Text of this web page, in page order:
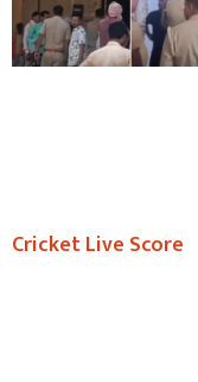
Cricket Live Score